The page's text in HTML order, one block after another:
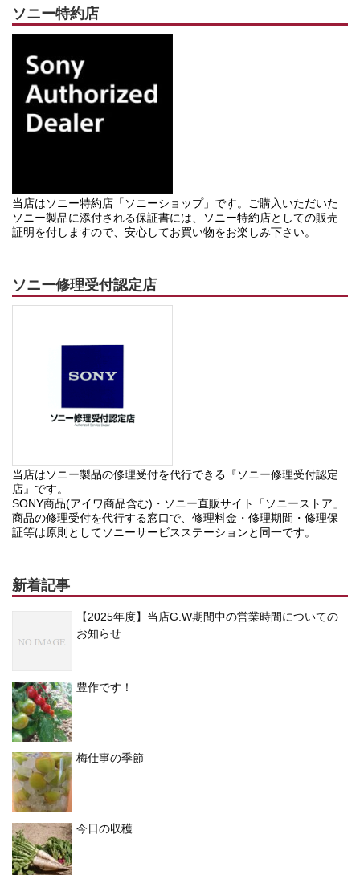
ソニー特約店
当店はソニー特約店「ソニーショップ」です。ご購入いただいた
ソニー製品に添付される保証書には、ソニー特約店としての販売
証明を付しますので、安心してお買い物をお楽しみ下さい。
ソニー修理受付認定店
当店はソニー製品の修理受付を代行できる『ソニー修理受付認定
店』です。
SONY商品(アイワ商品含む)・ソニー直販サイト「ソニーストア」
商品の修理受付を代行する窓口で、修理料金・修理期間・修理保
証等は原則としてソニーサービスステーションと同一です。
新着記事
【2025年度】当店G.W期間中の営業時間についての
お知らせ
豊作です！
梅仕事の季節
今日の収穫